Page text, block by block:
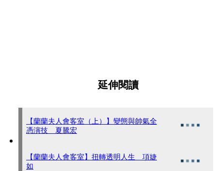
延伸閱讀
【蘭蘭夫人會客室（上）】變態與帥氣全
憑演技 夏騰宏
【蘭蘭夫人會客室】扭轉透明人生 項婕
如